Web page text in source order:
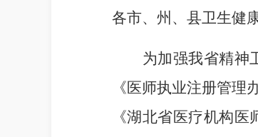
各市、州、县卫生健
为加强我省精神
《医师执业注册管
《湖北省医疗机构